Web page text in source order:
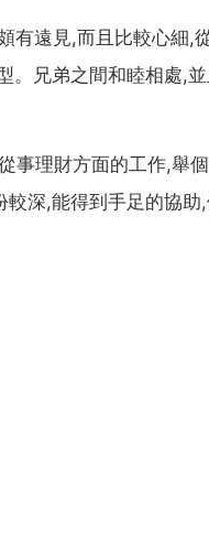
有遠見,而且比較心細,
。兄弟之間和睦相處,
事理財方面的工作,舉
深,能得到手足的協助,